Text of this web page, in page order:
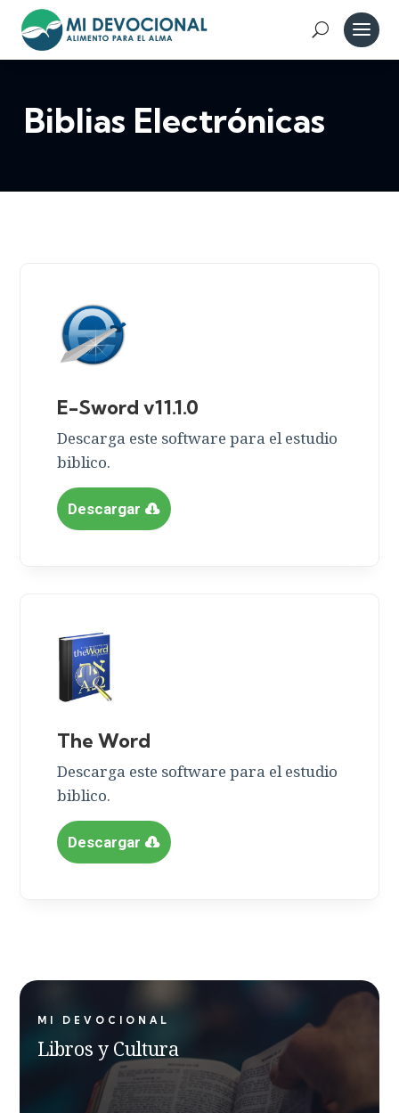
Biblias Electrónicas
E-Sword v11.1.0
Descarga este software para el estudio
biblico.
Descargar
The Word
Descarga este software para el estudio
biblico.
Descargar
MI DEVOCIONAL
Libros y Cultura